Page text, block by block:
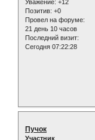
Уважение: +12
Позитив: +0
Провел на форуме:
21 день 10 часов
Последний визит:
Сегодня 07:22:28
Пучок
Участник